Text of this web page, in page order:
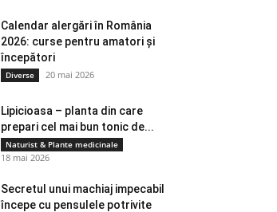
Calendar alergări în România
2026: curse pentru amatori și
începători
Diverse 20 mai 2026
Lipicioasa – planta din care
prepari cel mai bun tonic de...
Naturist & Plante medicinale
18 mai 2026
Secretul unui machiaj impecabil
începe cu pensulele potrivite